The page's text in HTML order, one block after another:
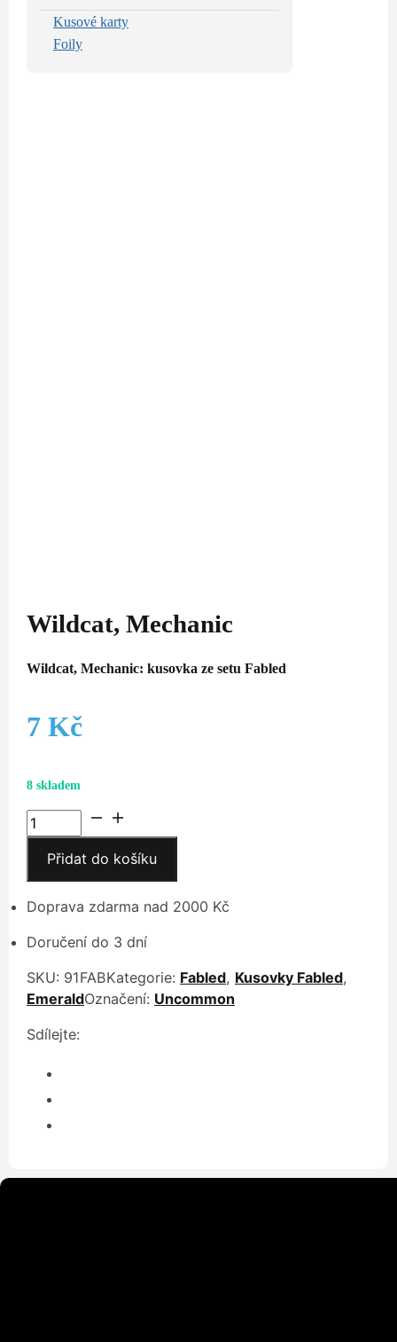
Kusové karty
Foily
Wildcat, Mechanic
Wildcat, Mechanic: kusovka ze setu Fabled
7 Kč
8 skladem
Wildcat,
Mechanic
množství
Přidat do košíku
Doprava zdarma nad 2000 Kč
Doručení do 3 dní
SKU: 91FABKategorie: Fabled, Kusovky Fabled,
EmeraldOznačení: Uncommon
Sdílejte: